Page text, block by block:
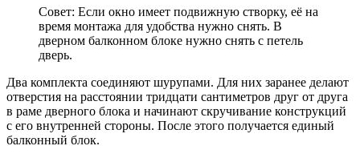
Совет: Если окно имеет подвижную створку, её на
время монтажа для удобства нужно снять. В
дверном балконном блоке нужно снять с петель
дверь.
Два комплекта соединяют шурупами. Для них заранее делают
отверстия на расстоянии тридцати сантиметров друг от друга
в раме дверного блока и начинают скручивание конструкций
с его внутренней стороны. После этого получается единый
балконный блок.